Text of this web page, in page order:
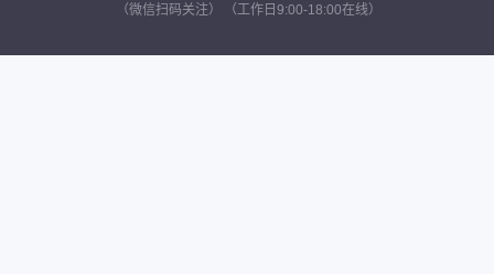
（微信扫码关注） （工作日9:00-18:00在线）